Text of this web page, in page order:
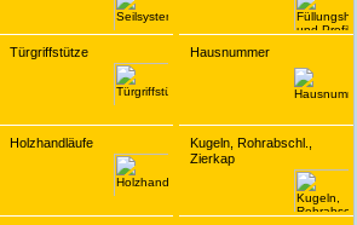
Türgriffstütze Hausnummer
Holzhandläufe
Kugeln, Rohrabschl.,
Zierkap